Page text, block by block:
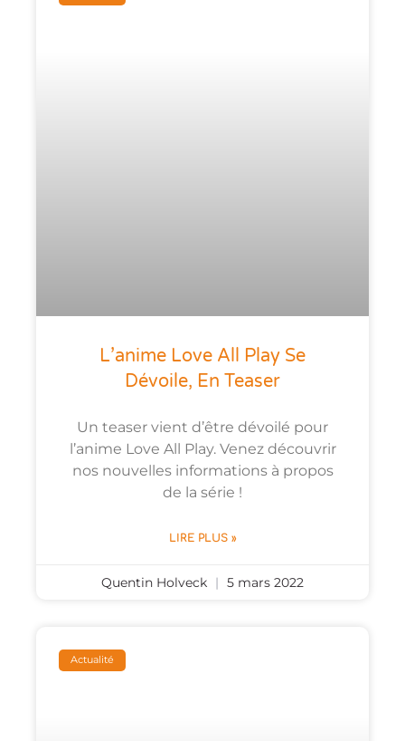
L’anime Love All Play Se
Dévoile, En Teaser
Un teaser vient d’être dévoilé pour
l’anime Love All Play. Venez découvrir
nos nouvelles informations à propos
de la série !
LIRE PLUS »
Quentin Holveck 5 mars 2022
Actualité